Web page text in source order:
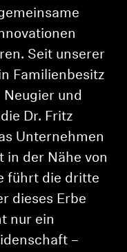
Seit unserer
Familienbesitz
und
Dr. Fritz
Unternehmen
in der Nähe von
führt die dritte
dieses Erbe
nur ein
–